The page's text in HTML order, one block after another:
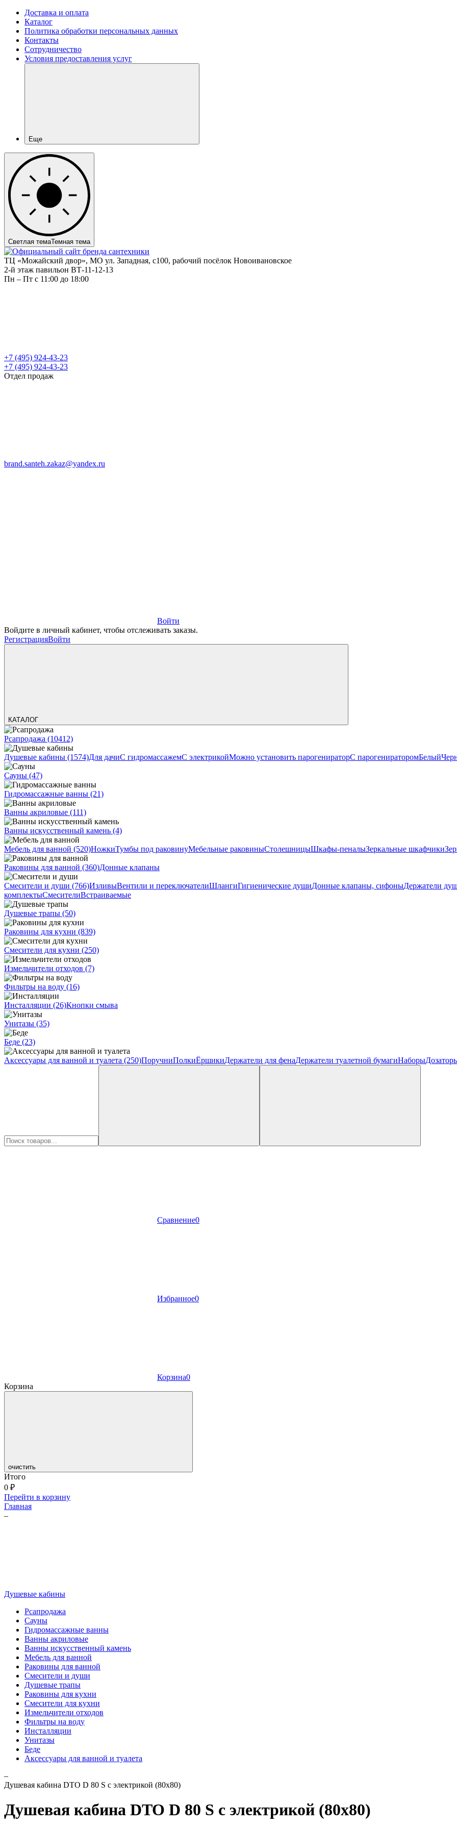
Доставка и оплата
Каталог
Политика обработки персональных данных
Контакты
Сотрудничество
Условия предоставления услуг
Еще
Светлая темаТемная тема
ТЦ «Можайский двор», МО ул. Западная, с100, рабочий посёлок Новоивановское
2-й этаж павильон ВТ-11-12-13
Пн – Пт c 11:00 до 18:00
+7 (495) 924-43-23
+7 (495) 924-43-23
Отдел продаж
brand.santeh.zakaz@yandex.ru
Войти
Войдите в личный кабинет, чтобы отслеживать заказы.
РегистрацияВойти
КАТАЛОГ
Рсапродажа (10412)
Душевые кабины (1574)Для дачиС гидромассажемС электрикойМожно установить парогенираторС парогенираторомБелый
Сауны (47)
Гидромассажные ванны (21)
Ванны акриловые (111)
Ванны искусственный камень (4)
Мебель для ванной (520)НожкиТумбы под раковинуМебельные раковиныСтолешницыШкафы-пеналыЗеркальные шкафчики
Раковины для ванной (360)Донные клапаны
Смесители и души (766)ИзливыВентили и переключателиШлангиГигиенические душиДонные клапаны, сифоныДержатели
комплектыСмесителиВстраиваемые
Душевые трапы (50)
Раковины для кухни (839)
Смесители для кухни (250)
Измельчители отходов (7)
Фильтры на воду (16)
Инсталляции (26)Кнопки смыва
Унитазы (35)
Беде (23)
Аксессуары для ванной и туалета (250)ПоручниПолкиЁршикиДержатели для фенаДержатели туалетной бумагиНаборы
Сравнение0
Избранное0
Корзина0
Корзина
очистить
Итого
0 ₽
Перейти в корзину
Главная
–
Душевые кабины
Рсапродажа
Сауны
Гидромассажные ванны
Ванны акриловые
Ванны искусственный камень
Мебель для ванной
Раковины для ванной
Смесители и души
Душевые трапы
Раковины для кухни
Смесители для кухни
Измельчители отходов
Фильтры на воду
Инсталляции
Унитазы
Беде
Аксессуары для ванной и туалета
–
Душевая кабина DTO D 80 S с электрикой (80x80)
Душевая кабина DTO D 80 S с электрикой (80x80)